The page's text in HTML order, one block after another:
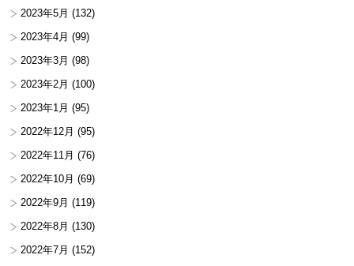
2023年5月 (132)
2023年4月 (99)
2023年3月 (98)
2023年2月 (100)
2023年1月 (95)
2022年12月 (95)
2022年11月 (76)
2022年10月 (69)
2022年9月 (119)
2022年8月 (130)
2022年7月 (152)